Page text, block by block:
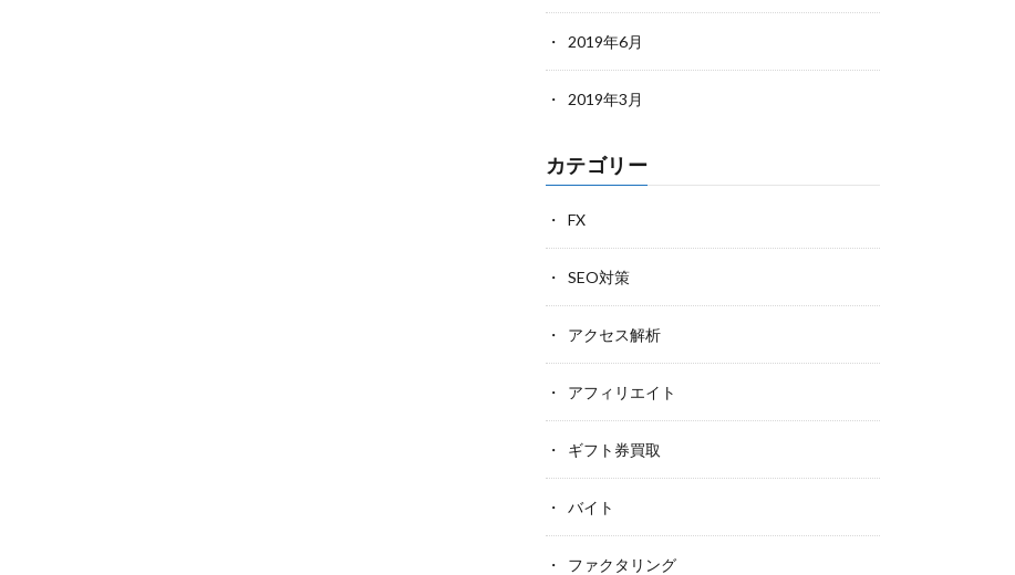
2019年6月
2019年3月
カテゴリー
FX
SEO対策
アクセス解析
アフィリエイト
ギフト券買取
バイト
ファクタリング